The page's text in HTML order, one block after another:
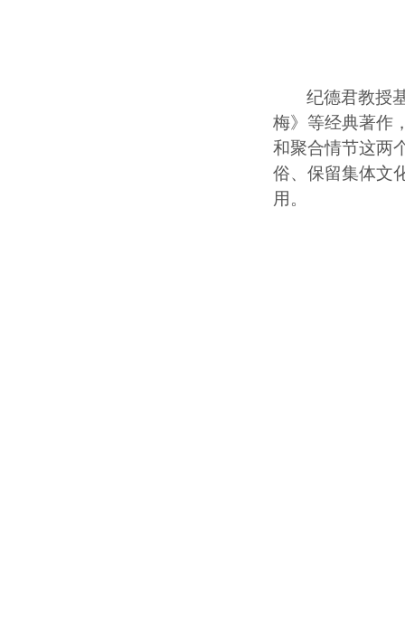
纪德君教授
梅》等经典著作
和聚合情节这两
俗、保留集体文
用。